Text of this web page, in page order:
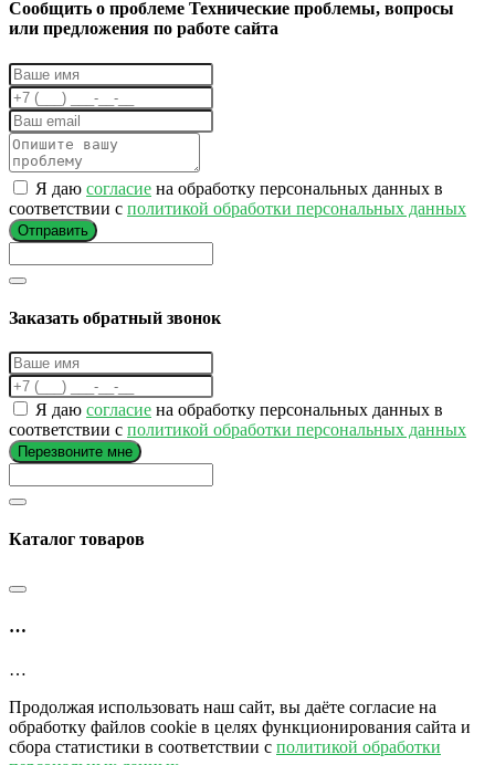
Cообщить о проблеме Технические проблемы, вопросы
или предложения по работе сайта
Я даю согласие на обработку персональных данных в
соответствии с политикой обработки персональных данных
Отправить
Заказать обратный звонок
Я даю согласие на обработку персональных данных в
соответствии с политикой обработки персональных данных
Перезвоните мне
Каталог товаров
…
…
Продолжая использовать наш сайт, вы даёте согласие на
обработку файлов cookie в целях функционирования сайта и
сбора статистики в соответствии с политикой обработки